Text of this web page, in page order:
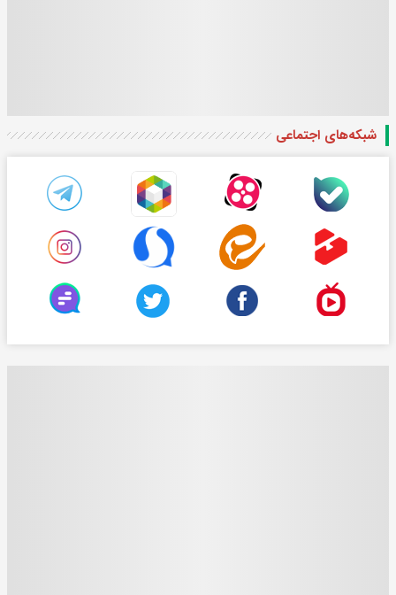
شبکه‌های اجتماعی